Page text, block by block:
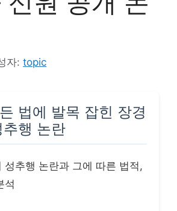
자: topic
법에 발목 잡힌 장경
행 논란
성추행 논란과 그에 따른 법적,
석